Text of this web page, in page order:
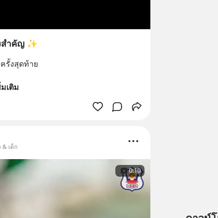
ำคัญ ✨
รั้งสุดท้าย
เติม
& เด็ก
0:10